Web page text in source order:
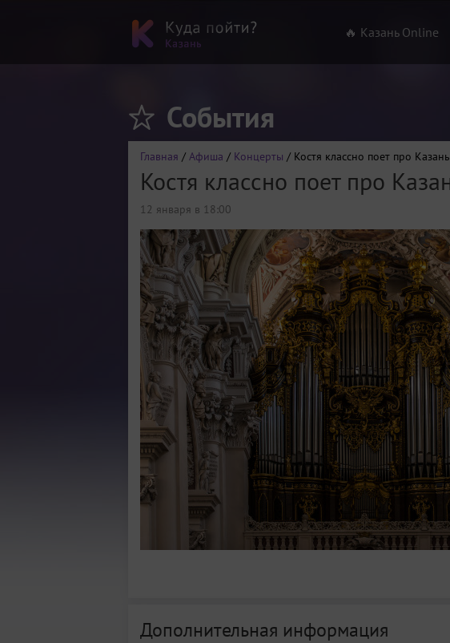
🔥 Казань Online
События
Главная / Афиша / Концерты / Костя классно поет про
Костя классно поет про
12 января в 18:00
Дополнительная информация